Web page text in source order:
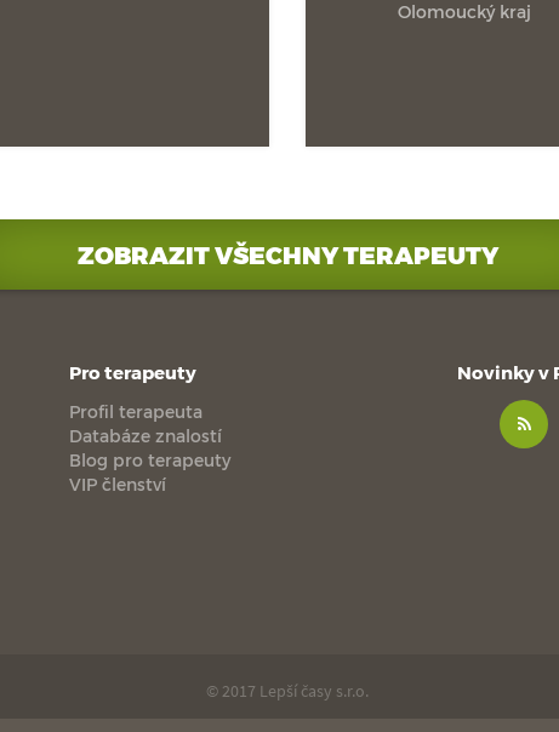
Olomoucký kraj
ZOBRAZIT VŠECHNY TERAPEUTY
Pro terapeuty
Profil terapeuta
Databáze znalostí
Blog pro terapeuty
VIP členství
Novinky v
© 2017 Lepší časy s.r.o.